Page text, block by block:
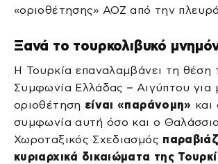
«οριοθέτησης» ΑΟΖ από την
Ξανά το τουρκολιβυκό
Η Τουρκία επαναλαμβάνει τη θέση
Συμφωνία Ελλάδας – Αιγύπτου για
οριοθέτηση είναι «παράνομη» και
συμφωνία αυτή όσο και ο
Χωροταξικός Σχεδιασμός
κυριαρχικά δικαιώματα της